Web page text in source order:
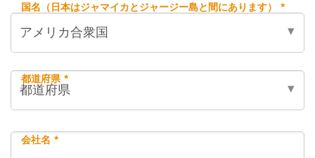
国名（日本はジャマイカとジャージー島と間にあります） *
都道府県 *
会社名 *